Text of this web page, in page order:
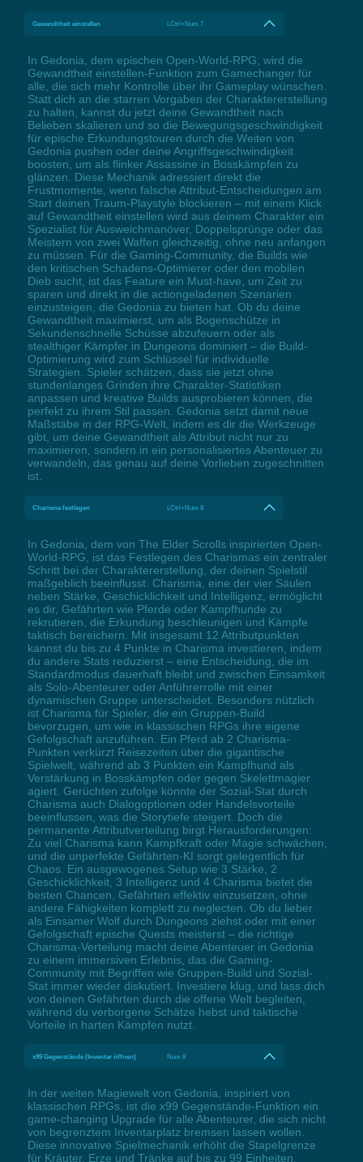
Gewandtheit einstellen LCtrl+Num 7
In Gedonia, dem epischen Open-World-RPG, wird die
Gewandtheit einstellen-Funktion zum Gamechanger für
alle, die sich mehr Kontrolle über ihr Gameplay wünschen.
Statt dich an die starren Vorgaben der Charaktererstellung
zu halten, kannst du jetzt deine Gewandtheit nach
Belieben skalieren und so die Bewegungsgeschwindigkeit
für epische Erkundungstouren durch die Weiten von
Gedonia pushen oder deine Angriffsgeschwindigkeit
boosten, um als flinker Assassine in Bosskämpfen zu
glänzen. Diese Mechanik adressiert direkt die
Frustmomente, wenn falsche Attribut-Entscheidungen am
Start deinen Traum-Playstyle blockieren – mit einem Klick
auf Gewandtheit einstellen wird aus deinem Charakter ein
Spezialist für Ausweichmanöver, Doppelsprünge oder das
Meistern von zwei Waffen gleichzeitig, ohne neu anfangen
zu müssen. Für die Gaming-Community, die Builds wie
den kritischen Schadens-Optimierer oder den mobilen
Dieb sucht, ist das Feature ein Must-have, um Zeit zu
sparen und direkt in die actiongeladenen Szenarien
einzusteigen, die Gedonia zu bieten hat. Ob du deine
Gewandtheit maximierst, um als Bogenschütze in
Sekundenschnelle Schüsse abzufeuern oder als
stealthiger Kämpfer in Dungeons dominiert – die Build-
Optimierung wird zum Schlüssel für individuelle
Strategien. Spieler schätzen, dass sie jetzt ohne
stundenlanges Grinden ihre Charakter-Statistiken
anpassen und kreative Builds ausprobieren können, die
perfekt zu ihrem Stil passen. Gedonia setzt damit neue
Maßstäbe in der RPG-Welt, indem es dir die Werkzeuge
gibt, um deine Gewandtheit als Attribut nicht nur zu
maximieren, sondern in ein personalisiertes Abenteuer zu
verwandeln, das genau auf deine Vorlieben zugeschnitten
ist.
Charisma festlegen LCtrl+Num 8
In Gedonia, dem von The Elder Scrolls inspirierten Open-
World-RPG, ist das Festlegen des Charismas ein zentraler
Schritt bei der Charaktererstellung, der deinen Spielstil
maßgeblich beeinflusst. Charisma, eine der vier Säulen
neben Stärke, Geschicklichkeit und Intelligenz, ermöglicht
es dir, Gefährten wie Pferde oder Kampfhunde zu
rekrutieren, die Erkundung beschleunigen und Kämpfe
taktisch bereichern. Mit insgesamt 12 Attributpunkten
kannst du bis zu 4 Punkte in Charisma investieren, indem
du andere Stats reduzierst – eine Entscheidung, die im
Standardmodus dauerhaft bleibt und zwischen Einsamkeit
als Solo-Abenteurer oder Anführerrolle mit einer
dynamischen Gruppe unterscheidet. Besonders nützlich
ist Charisma für Spieler, die ein Gruppen-Build
bevorzugen, um wie in klassischen RPGs ihre eigene
Gefolgschaft anzuführen. Ein Pferd ab 2 Charisma-
Punkten verkürzt Reisezeiten über die gigantische
Spielwelt, während ab 3 Punkten ein Kampfhund als
Verstärkung in Bosskämpfen oder gegen Skelettmagier
agiert. Gerüchten zufolge könnte der Sozial-Stat durch
Charisma auch Dialogoptionen oder Handelsvorteile
beeinflussen, was die Storytiefe steigert. Doch die
permanente Attributverteilung birgt Herausforderungen:
Zu viel Charisma kann Kampfkraft oder Magie schwächen,
und die unperfekte Gefährten-KI sorgt gelegentlich für
Chaos. Ein ausgewogenes Setup wie 3 Stärke, 2
Geschicklichkeit, 3 Intelligenz und 4 Charisma bietet die
besten Chancen, Gefährten effektiv einzusetzen, ohne
andere Fähigkeiten komplett zu neglecten. Ob du lieber
als Einsamer Wolf durch Dungeons ziehst oder mit einer
Gefolgschaft epische Quests meisterst – die richtige
Charisma-Verteilung macht deine Abenteuer in Gedonia
zu einem immersiven Erlebnis, das die Gaming-
Community mit Begriffen wie Gruppen-Build und Sozial-
Stat immer wieder diskutiert. Investiere klug, und lass dich
von deinen Gefährten durch die offene Welt begleiten,
während du verborgene Schätze hebst und taktische
Vorteile in harten Kämpfen nutzt.
x99 Gegenstände (Inventar öffnen) Num 8
In der weiten Magiewelt von Gedonia, inspiriert von
klassischen RPGs, ist die x99 Gegenstände-Funktion ein
game-changing Upgrade für alle Abenteurer, die sich nicht
von begrenztem Inventarplatz bremsen lassen wollen.
Diese innovative Spielmechanik erhöht die Stapelgrenze
für Kräuter, Erze und Tränke auf bis zu 99 Einheiten,